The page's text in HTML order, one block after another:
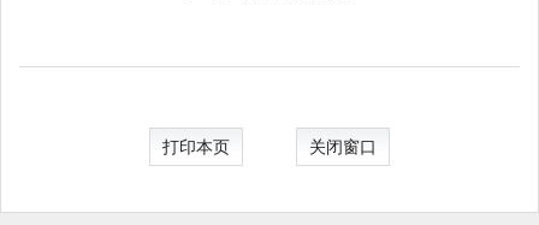
打印本页 关闭窗口